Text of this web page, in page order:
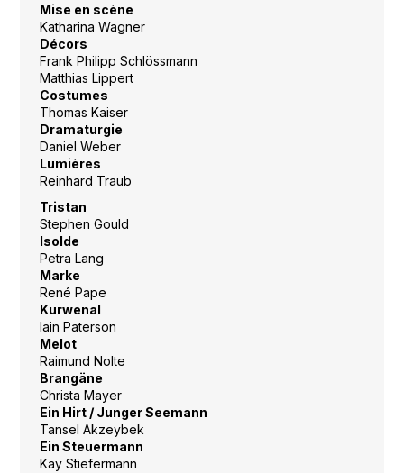
Mise en scène
Katharina Wagner
Décors
Frank Philipp Schlössmann
Matthias Lippert
Costumes
Thomas Kaiser
Dramaturgie
Daniel Weber
Lumières
Reinhard Traub
Tristan
Stephen Gould
Isolde
Petra Lang
Marke
René Pape
Kurwenal
Iain Paterson
Melot
Raimund Nolte
Brangäne
Christa Mayer
Ein Hirt / Junger Seemann
Tansel Akzeybek
Ein Steuermann
Kay Stiefermann